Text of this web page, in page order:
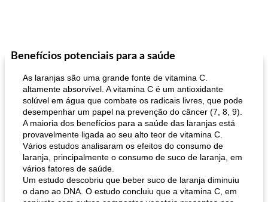
Benefícios potenciais para a saúde
As laranjas são uma grande fonte de vitamina C.
altamente absorvível. A vitamina C é um antioxidante
solúvel em água que combate os radicais livres, que pode
desempenhar um papel na prevenção do câncer (7, 8, 9).
A maioria dos benefícios para a saúde das laranjas está
provavelmente ligada ao seu alto teor de vitamina C.
Vários estudos analisaram os efeitos do consumo de
laranja, principalmente o consumo de suco de laranja, em
vários fatores de saúde.
Um estudo descobriu que beber suco de laranja diminuiu
o dano ao DNA. O estudo concluiu que a vitamina C, em